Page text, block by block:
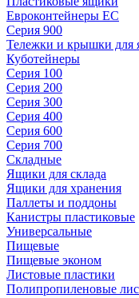
Евроконтейнеры ЕС
Серия 900
Тележки и крышки для
Куботейнеры
Серия 100
Серия 200
Серия 300
Серия 400
Серия 600
Серия 700
Складные
Ящики для склада
Ящики для хранения
Паллеты и поддоны
Канистры пластиковые
Универсальные
Пищевые
Пищевые эконом
Листовые пластики
Полипропиленовые